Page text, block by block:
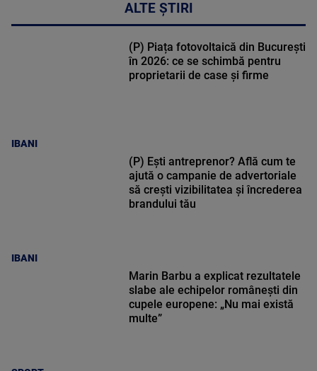
ALTE ȘTIRI
IBANI
(P) Piața fotovoltaică din București
în 2026: ce se schimbă pentru
proprietarii de case și firme
IBANI
(P) Ești antreprenor? Află cum te
ajută o campanie de advertoriale
să crești vizibilitatea și încrederea
brandului tău
Marin Barbu a explicat rezultatele
slabe ale echipelor românești din
cupele europene: „Nu mai există
multe”